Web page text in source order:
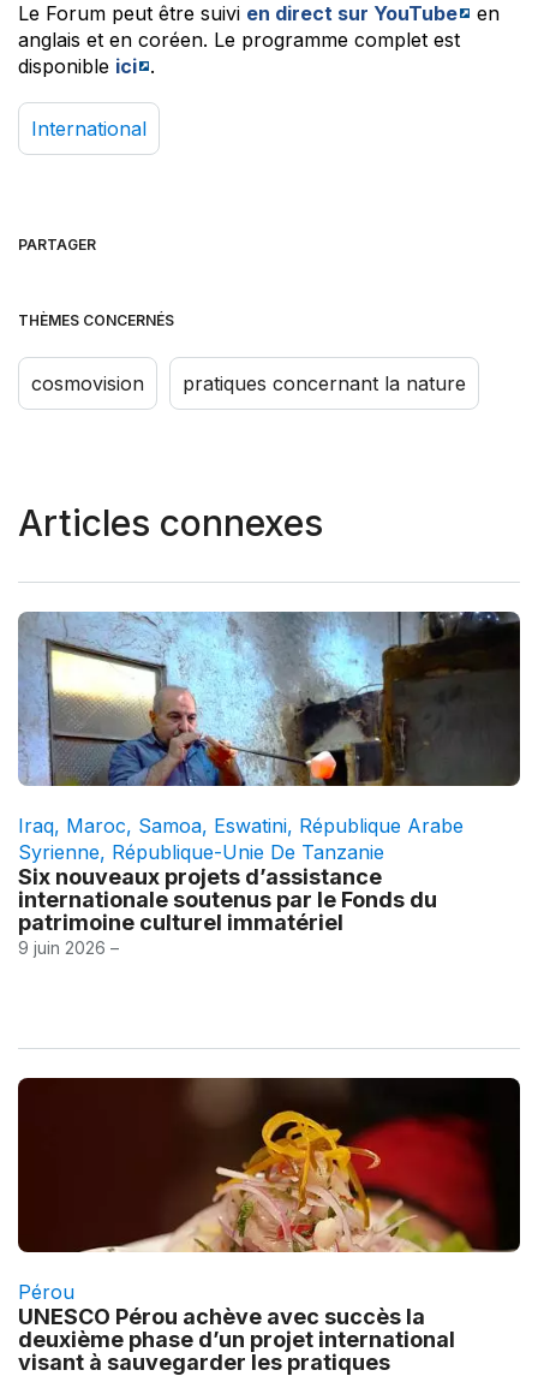
Le Forum peut être suivi en direct sur YouTube
en
anglais et en coréen. Le programme complet est
disponible ici .
International
PARTAGER
THÈMES CONCERNÉS
cosmovision pratiques concernant la nature
Articles connexes
Iraq, Maroc, Samoa, Eswatini, République Arabe
Syrienne, République-Unie De Tanzanie
Six nouveaux projets d’assistance
internationale soutenus par le Fonds du
patrimoine culturel immatériel
9 juin 2026 –
Pérou
UNESCO Pérou achève avec succès la
deuxième phase d’un projet international
visant à sauvegarder les pratiques